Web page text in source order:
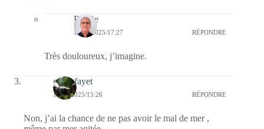
Bernie
13/03/2025/17:27 RÉPONDRE
Très douloureux, j’imagine.
giselefayet
10/03/2025/15:26 RÉPONDRE
Non, j’ai la chance de ne pas avoir le mal de mer ,